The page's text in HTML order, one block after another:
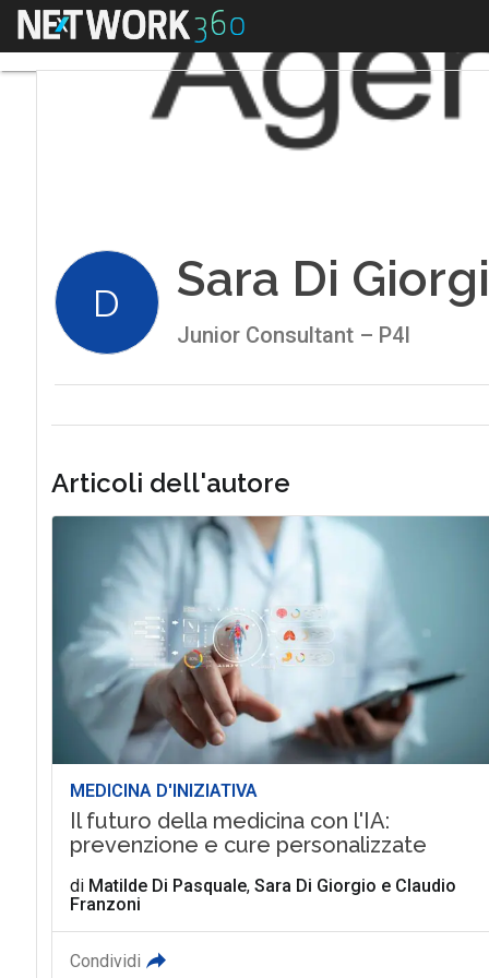
Menu
D Sara Di
Junior Consultant – P4I
Articoli dell'autore
MEDICINA D'INIZIATIVA
Il futuro della medicina con l'IA:
prevenzione e cure personalizzate
di Matilde Di Pasquale, Sara Di Giorgio e Claudio
Franzoni
Condividi